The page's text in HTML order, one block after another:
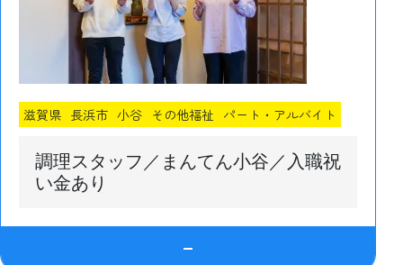
滋賀県 長浜市 小谷 その他福祉 パート・アルバイト
調理スタッフ／まんてん小谷／入職祝
い金あり